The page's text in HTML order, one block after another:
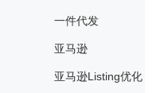
一件代发
亚马逊
亚马逊Listing优化